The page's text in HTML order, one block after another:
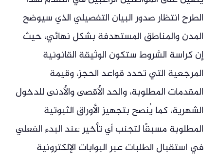
الطرح انتظار صدور البيان التفصيلي الذي سيوضح
المدن والمناطق المستهدفة بشكل نهائي، حيث
إن كراسة الشروط ستكون الوثيقة القانونية
المرجعية التي تحدد قواعد الحجز، وقيمة
المقدمات المطلوبة، والحد الأقصى والأدنى للدخول
الشهرية، كما يُنصح بتجهيز الأوراق الثبوتية
المطلوبة مسبقًا لتجنب أي تأخير عند البدء الفعلي
في استقبال الطلبات عبر البوابات الإلكترونية